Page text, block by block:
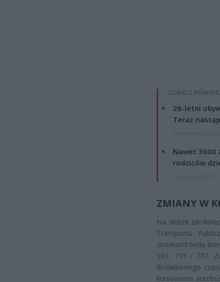
ZOBACZ
26-letni
Teraz
Nawet 3600
rodziców
ZMIANY W
Na skutek
Transportu
zmianami będą
503, 715 i 737.
dodatkowego
kursowania